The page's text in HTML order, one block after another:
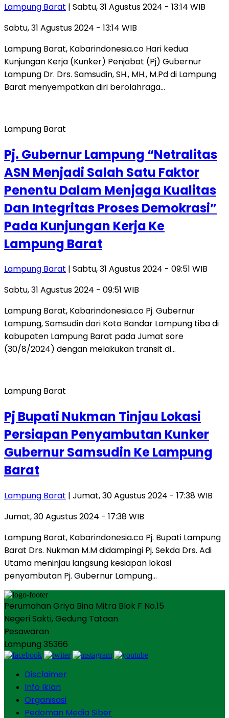
Lampung Barat | Sabtu, 31 Agustus 2024 - 13:14 WIB
Sabtu, 31 Agustus 2024 - 13:14 WIB
Lampung Barat, Kabarindonesia.co Hari kedua
Kunjungan Kerja (Kunker) Penjabat (Pj) Gubernur
Lampung Dr. Drs. Samsudin, SH., MH., M.Pd di Lampung
Barat menyempatkan diri berolahraga…
Lampung Barat
Pj. Gubernur Lampung “Netralitas
ASN Menjadi Salah Satu Faktor
Penentu Dalam Menjaga Kualitas
Dan Integritas Proses Demokrasi”
Pada Kunjungan Kerja Ke
Lampung Barat
Lampung Barat | Sabtu, 31 Agustus 2024 - 09:51 WIB
Sabtu, 31 Agustus 2024 - 09:51 WIB
Lampung Barat, Kabarindonesia.co Pj. Gubernur
Lampung, Samsudin dari Kota Bandar Lampung tiba di
kabupaten Lampung Barat pada Jumat sore
(30/8/2024) dengan melakukan transit di…
Lampung Barat
Pj Bupati Nukman Tinjau Lokasi
Persiapan Penyambutan Kunker
Gubernur Samsudin Ke Lampung
Barat
Lampung Barat | Jumat, 30 Agustus 2024 - 17:38 WIB
Jumat, 30 Agustus 2024 - 17:38 WIB
Lampung Barat, Kabarindonesia.co Pj. Bupati Lampung
Barat Drs. Nukman M.M didampingi Pj. Sekda Drs. Adi
Utama meninjau langsung kesiapan lokasi
penyambutan Pj. Gubernur Lampung…
Perumahan Griya Bina Mitra Blok F No.15
Negeri Sakti, Gedung Tataan
Pesawaran
Lampung 35366
Disclaimer
Info Iklan
Organisasi
Pedoman Media Siber